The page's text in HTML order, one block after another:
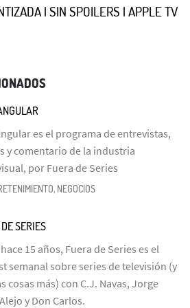
| SIN SPOILERS | APPLE TV
es el programa de entrevistas,
y comentario de la industria
por Fuera de Series
NEGOCIOS
SERIES
15 años, Fuera de Series es el
semanal sobre series de televisión (y
cosas más) con C.J. Navas, Jorge
y Don Carlos.